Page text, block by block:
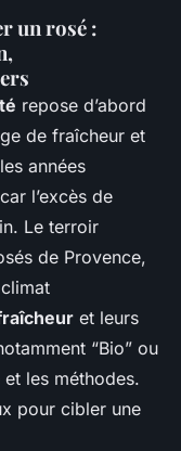
un rosé :
repose d’abord
de fraîcheur et
années
l’excès de
Le terroir
de Provence,
et leurs
“Bio” ou
et les méthodes.
pour cibler une